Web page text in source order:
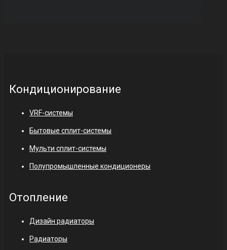
Кондиционирование
VRF-системы
Бытовые сплит-системы
Мульти сплит-системы
Полупромышленные кондиционеры
Отопление
Дизайн радиаторы
Радиаторы